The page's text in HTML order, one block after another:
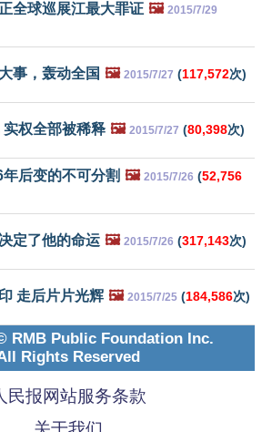
全球巡展江最大罪证 🖼️ 2015/7/29
事，轰动全国 🖼️ 2015/7/27 (117,572次)
权全部被稀释 🖼️ 2015/7/27 (80,398次)
后变的不可分割 🖼️ 2015/7/26 (52,756
定了他的命运 🖼️ 2015/7/26 (317,143次)
走后片片光辉 🖼️ 2015/7/25 (184,586次)
RMB Public Foundation Inc.
Rights Reserved
民报网站服务条款